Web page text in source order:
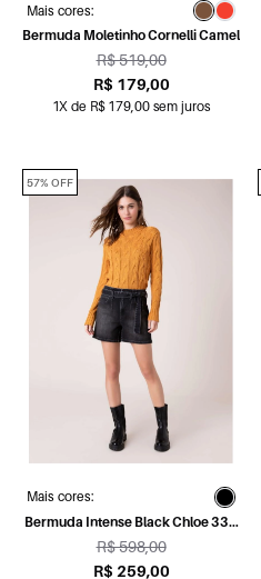
Mais cores:
Bermuda Moletinho Cornelli Camel
R$ 519,00
R$ 179,00
1X de R$ 179,00 sem juros
Mais cores:
Bermuda Intense Black Chloe 334
Lav.Escuro C/ Luvinha
R$ 598,00
R$ 259,00
57% OFF